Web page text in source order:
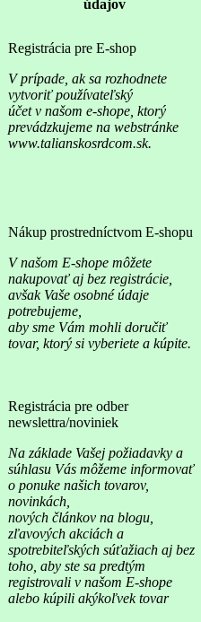
údajov
Registrácia pre E-shop
V prípade, ak sa rozhodnete
vytvoriť používateľský
účet v našom e-shope, ktorý
prevádzkujeme na webstránke
www.talianskosrdcom.sk.
Nákup prostredníctvom E-shopu
V našom E-shope môžete
nakupovať aj bez registrácie,
avšak Vaše osobné údaje
potrebujeme,
aby sme Vám mohli doručiť
tovar, ktorý si vyberiete a kúpite.
Registrácia pre odber
newslettra/noviniek
Na základe Vašej požiadavky a
súhlasu Vás môžeme informovať
o ponuke našich tovarov,
novinkách,
nových článkov na blogu,
zľavových akciách a
spotrebiteľských súťažiach aj bez
toho, aby ste sa predtým
registrovali v našom E-shope
alebo kúpili akýkoľvek tovar